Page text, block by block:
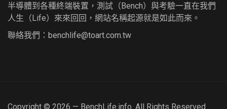
半導體到各種終端裝置，測試（Bench）與考驗一直在我們
人生（Life）來來回回，網站名稱起源就是如此而來。
聯絡我們： benchlife@toart.com.tw
Copyright © 2026 — BenchLife.info. All Rights Reserved